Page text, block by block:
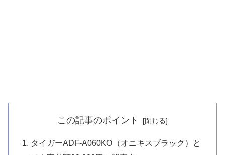
この記事のポイント
タイガーADF-A060KO（オニキスブラック）と